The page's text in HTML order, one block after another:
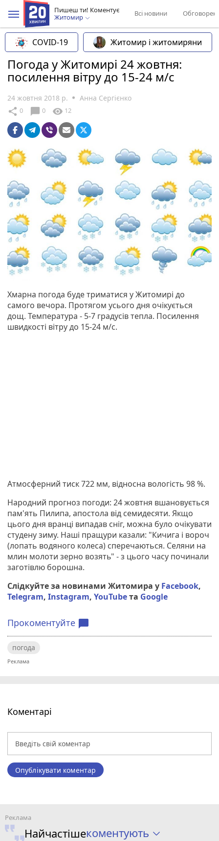
Пишеш ти! Коментує
Житомир
Всі новини
COVID-19 Житомир і житомиряни
Погода у Житомирі 24 жовтня:
посилення вітру до 15-24 м/с
24 жовтня 2018 р. Анна Сергієнко
share 0 chat_bubble 0 visibility 12
Хмарна погода буде триматися у Житомирі до
самого вечора. Протягом усього дня очікується
дощ. Температура - 5-7 градусів тепла. Посилення
швидкості вітру до 15-24 м/с.
Атмосферний тиск 722 мм, відносна вологість 98 %.
Народний прогноз погоди: 24 жовтня вшановується
пам'ять Пилипа, апостола від семидесяти. Якщо
цього дня вранці випадав сніг, можна було очікувати
студену зиму. Наші пращури казали: "Кичига і вороч
(лопать водяного колеса) сперечаються. Селяни на
млин молоти зерно возять" - з цього часу починали
заготівлю борошна.
Слідкуйте за новинами Житомира у Facebook,
Telegram, Instagram, YouTubeта Google
Прокоментуйте chat_bubble
погода
Коментарі
Опублікувати коментар
Найчастішекоментують